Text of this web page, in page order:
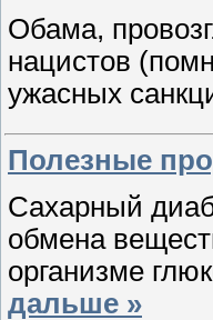
Обама,
нацистов
ужасных
Полезные
Сахарный
обмена
организме
дальше »